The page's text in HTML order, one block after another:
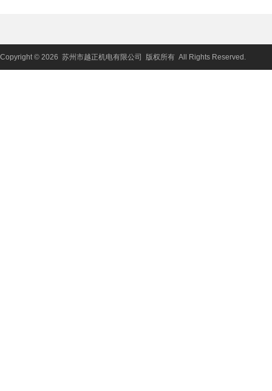
Copyright © 2026 苏州市越正机电有限公司 版权所有 All Rights Reserved.